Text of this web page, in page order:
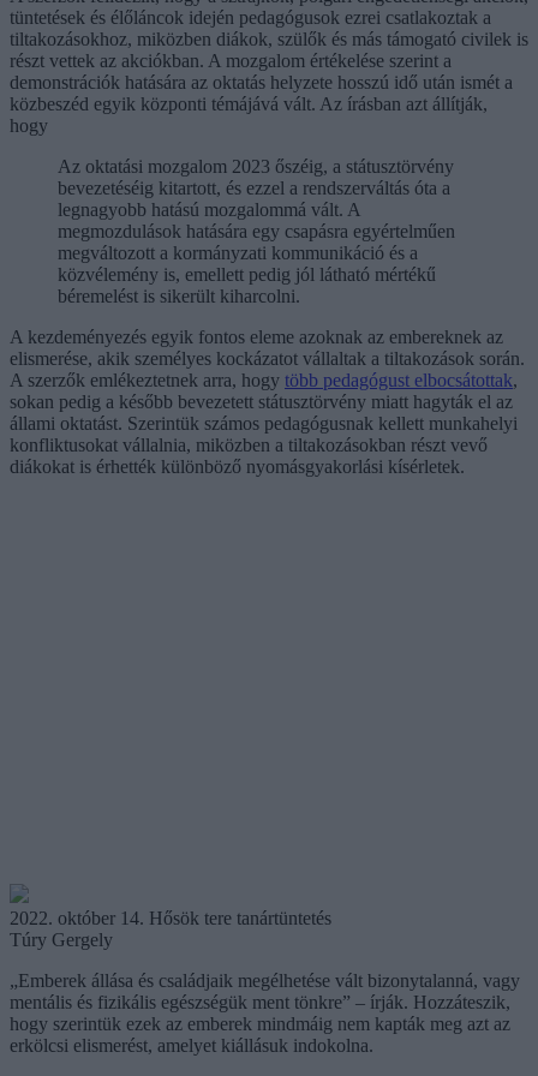
tüntetések és élőláncok idején pedagógusok ezrei csatlakoztak a
tiltakozásokhoz, miközben diákok, szülők és más támogató civilek is
részt vettek az akciókban. A mozgalom értékelése szerint a
demonstrációk hatására az oktatás helyzete hosszú idő után ismét a
közbeszéd egyik központi témájává vált. Az írásban azt állítják,
hogy
Az oktatási mozgalom 2023 őszéig, a státusztörvény
bevezetéséig kitartott, és ezzel a rendszerváltás óta a
legnagyobb hatású mozgalommá vált. A
megmozdulások hatására egy csapásra egyértelműen
megváltozott a kormányzati kommunikáció és a
közvélemény is, emellett pedig jól látható mértékű
béremelést is sikerült kiharcolni.
A kezdeményezés egyik fontos eleme azoknak az embereknek az
elismerése, akik személyes kockázatot vállaltak a tiltakozások során.
A szerzők emlékeztetnek arra, hogy több pedagógust elbocsátottak,
sokan pedig a később bevezetett státusztörvény miatt hagyták el az
állami oktatást. Szerintük számos pedagógusnak kellett munkahelyi
konfliktusokat vállalnia, miközben a tiltakozásokban részt vevő
diákokat is érhették különböző nyomásgyakorlási kísérletek.
2022. október 14. Hősök tere tanártüntetés
Túry Gergely
„Emberek állása és családjaik megélhetése vált bizonytalanná, vagy
mentális és fizikális egészségük ment tönkre” – írják. Hozzáteszik,
hogy szerintük ezek az emberek mindmáig nem kapták meg azt az
erkölcsi elismerést, amelyet kiállásuk indokolna.